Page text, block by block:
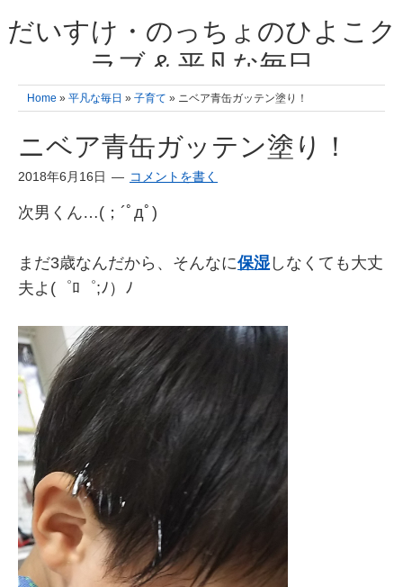
だいすけ・のっちょのひよこク
ラブ & 平凡な毎日
我が家の3人のひよこ成長日記と雑記 何十年後かに、大きくなったひよ
こ達とこの成長記を読み返すことを夢見て。& 3児ママの平凡日記 日々
Home » 平凡な毎日 » 子育て » ニベア青缶ガッテン塗り！
ニベア青缶ガッテン塗り！
2018年6月16日 コメントを書く
次男くん…(；´ﾟдﾟ)ゞ
まだ3歳なんだから、そんなに保湿 しなくても大丈
夫よ(゜ﾛ゜;ﾉ）ﾉ